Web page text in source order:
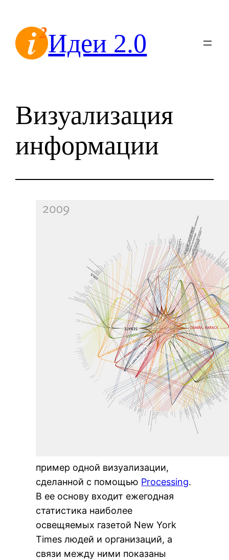
содержимомуИдеи 2.0
Визуализация
информации
пример одной визуализации,
сделанной с помощью Processing.
В ее основу входит ежегодная
статистика наиболее
освещяемых газетой New York
Times людей и организаций, а
связи между ними показаны